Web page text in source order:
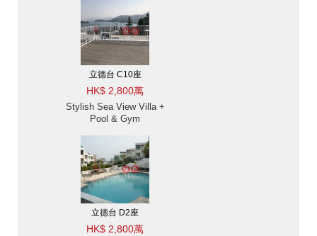
單位
立德台 C10座
HK$ 2,800萬
Stylish Sea View Villa +
Pool & Gym
立德台 D2座
HK$ 2,800萬